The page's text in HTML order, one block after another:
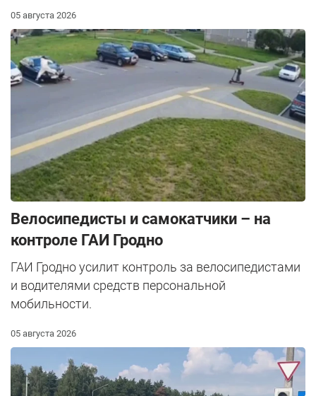
05 августа 2026
Велосипедисты и самокатчики – на
контроле ГАИ Гродно
ГАИ Гродно усилит контроль за велосипедистами
и водителями средств персональной
мобильности.
05 августа 2026